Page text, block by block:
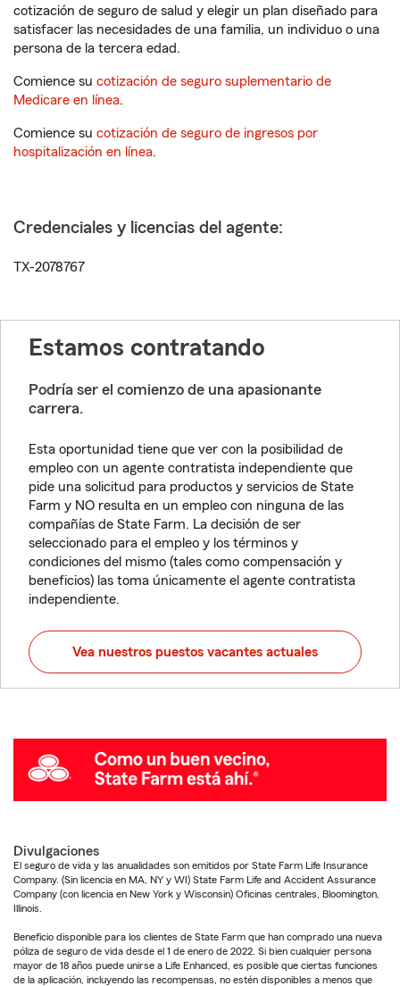
cotización de seguro de salud y elegir un plan diseñado para
satisfacer las necesidades de una familia, un individuo o una
persona de la tercera edad.
Comience su cotización de seguro suplementario de
Medicare en línea.
Comience su cotización de seguro de ingresos por
hospitalización en línea.
Credenciales y licencias del agente:
TX-2078767
Estamos contratando
Podría ser el comienzo de una apasionante
carrera.
Esta oportunidad tiene que ver con la posibilidad de
empleo con un agente contratista independiente que
pide una solicitud para productos y servicios de State
Farm y NO resulta en un empleo con ninguna de las
compañías de State Farm. La decisión de ser
seleccionado para el empleo y los términos y
condiciones del mismo (tales como compensación y
beneficios) las toma únicamente el agente contratista
independiente.
Vea nuestros puestos vacantes actuales
Divulgaciones
El seguro de vida y las anualidades son emitidos por State Farm Life Insurance
Company. (Sin licencia en MA, NY y WI) State Farm Life and Accident Assurance
Company (con licencia en New York y Wisconsin) Oficinas centrales, Bloomington,
Illinois.
Beneficio disponible para los clientes de State Farm que han comprado una nueva
póliza de seguro de vida desde el 1 de enero de 2022. Si bien cualquier persona
mayor de 18 años puede unirse a Life Enhanced, es posible que ciertas funciones
de la aplicación, incluyendo las recompensas, no estén disponibles a menos que